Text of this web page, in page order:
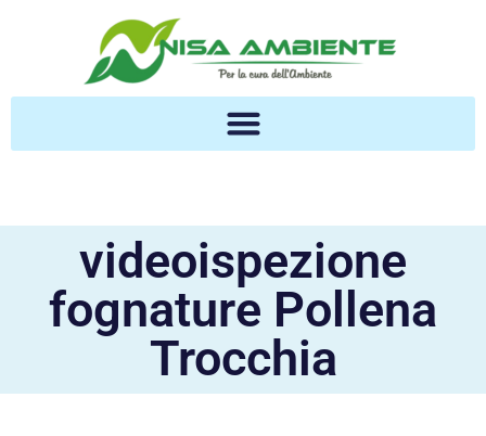
videoispezione
fognature Pollena
Trocchia